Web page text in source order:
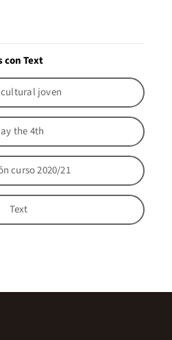
con Text
joven
the 4th
curso 2020/21
Text